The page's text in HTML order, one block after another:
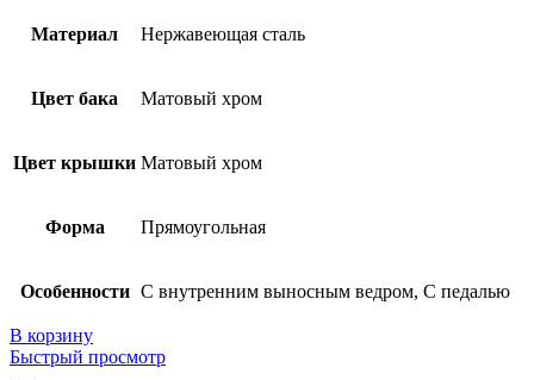
Материал Нержавеющая сталь
Цвет бака Матовый хром
Цвет крышки Матовый хром
Форма Прямоугольная
Особенности С внутренним выносным ведром, С педалью
В корзину
Быстрый просмотр